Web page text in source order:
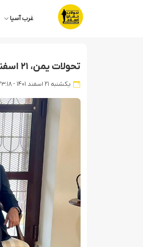
غرب آسیا
تحولات یمن، ۲۱ اسفند ۱۴۰۱
یکشنبه ۲۱ اسفند ۱۴۰۱ - ۲۳:۱۸